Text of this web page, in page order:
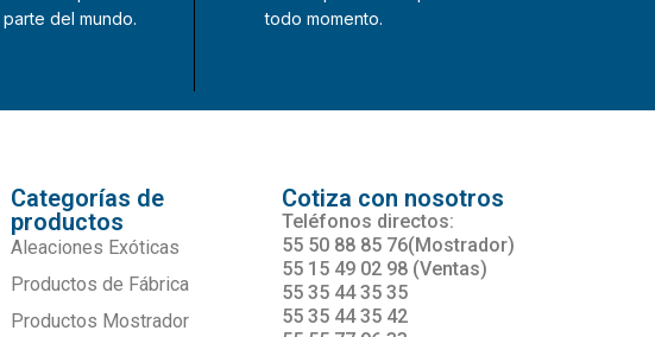
del mundo.
todo momento.
Categorías de
productos
Aleaciones Exóticas
Productos de Fábrica
Productos Mostrador
Cotiza con nosotros
Teléfonos directos:
55 50 88 85 76(Mostrador)
55 15 49 02 98 (Ventas)
55 35 44 35 35
55 35 44 35 42